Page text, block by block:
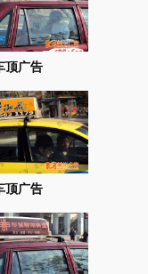
顶广告
顶广告